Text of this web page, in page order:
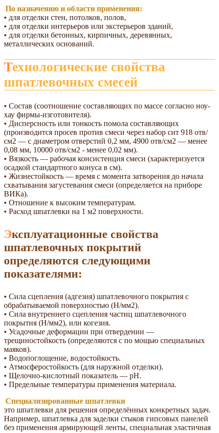
По назначению и области применения:
• для отделки стен, потолков, полов,
• для отделки интерьеров или экстерьеров зданий,
• для отделки бетонных, кирпичных, деревянных,
металлических оснований.
Технологические свойства
шпатлевочных смесей
• Состав (соотношение составляющих по массе согласно ноу-
хау фирмы-изготовителя).
• Дисперсность или тонкость помола составляющих
(производится просев против смеси через набор сит 918 отв/
см2 — с диаметром отверстий 0,2 мм, 4900 отв/см2 — менее
0,08 мм, 10000 отв/см2 - менее 0,02 мм).
• Вязкость — рабочая консистенция смеси (характеризуется
осадкой стандартного конуса в см).
• Жизнестойкость — время с момента затворения до начала
схватывания загустевания смеси (определяется на приборе
ВИКа).
• Отношение к высоким температурам.
• Расход шпатлевки на 1 м2 поверхности.
Эксплуатационные свойства
шпатлевочных покрытий
определяются следующими
показателями:
• Сила сцепления (адгезия) шпатлевочного покрытия с
обрабатываемой поверхностью (Н/мм2).
• Сила внутреннего сцепления частиц шпатлевочного
покрытия (Н/мм2), или когезия.
• Усадочные деформации при отвердении —
трещиностойкость (определяются с по мощью специальных
маяков).
• Водопоглощение, водостойкость.
• Атмосферостойкость (для наружной отделки).
• Щелочно-кислотный показатель — рН.
• Предельные температуры применения материала.
Специализированные шпатлевки
это шпатлевки для решения определённых конкретных задач.
Например, шпатлевка для заделки стыков гипсовых панелей
без применения армирующей ленты, специальная эластичная